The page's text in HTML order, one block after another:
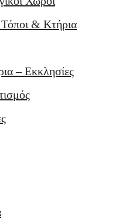
Τόποι & Κτήρια
– Εκκλησίες